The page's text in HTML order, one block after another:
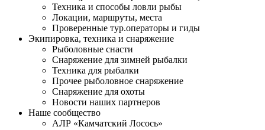
Техника и способы ловли рыбы
Локации, маршруты, места
Проверенные тур.операторы и гиды
Экипировка, техника и снаряжение
Рыболовные снасти
Снаряжение для зимней рыбалки
Техника для рыбалки
Прочее рыболовное снаряжение
Снаряжение для охоты
Новости наших партнеров
Наше сообщество
АЛР «Камчатский Лосось»